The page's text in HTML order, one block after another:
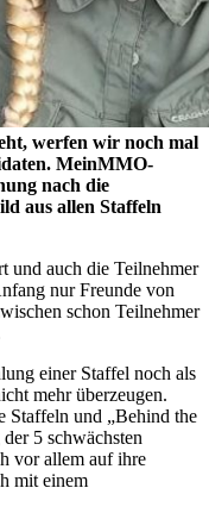
werfen wir noch mal
MeinMMO-
nach die
aus allen Staffeln
und auch die Teilnehmer
nur Freunde von
schon Teilnehmer
einer Staffel noch als
mehr überzeugen.
Staffeln und „Behind the
5 schwächsten
vor allem auf ihre
mit einem